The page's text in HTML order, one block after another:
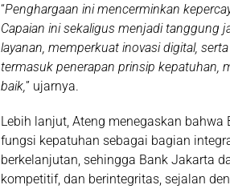
“Penghargaan ini mencerminkan
Capaian ini sekaligus menjadi tanggung
layanan, memperkuat inovasi digital,
termasuk penerapan prinsip kepatuhan,
baik,” ujarnya.
Lebih lanjut, Ateng menegaskan
fungsi kepatuhan sebagai bagian
berkelanjutan, sehingga Bank Jakarta
kompetitif, dan berintegritas, sejalan